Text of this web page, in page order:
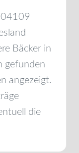
04109
Bäcker in
gefunden
angezeigt.
die